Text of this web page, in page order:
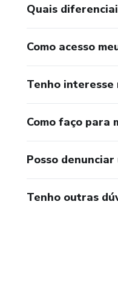
Quais
Como acesso
Tenho interesse
Como faço para
Posso
Tenho outras